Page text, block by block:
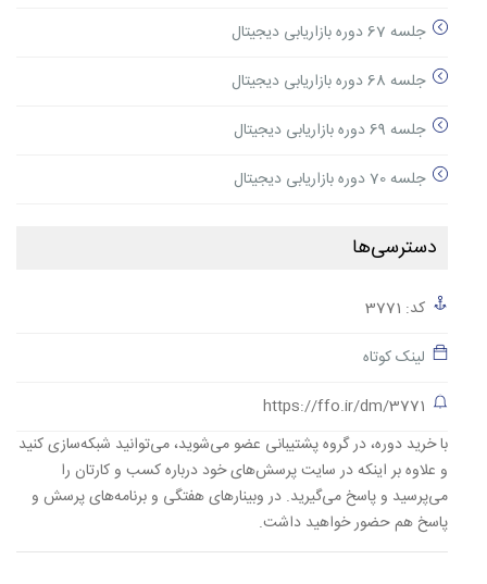
جلسه 67 دوره بازاریابی دیجیتال
جلسه 68 دوره بازاریابی دیجیتال
جلسه 69 دوره بازاریابی دیجیتال
جلسه 70 دوره بازاریابی دیجیتال
دسترسی‌ها
کد: 3771
لینک کوتاه
https://ffo.ir/dm/3771
با خرید دوره، در گروه پشتیبانی عضو می‌شوید، می‌توانید شبکه‌سازی کنید
و علاوه بر اینکه در سایت پرسش‌های خود درباره کسب و کارتان را
می‌پرسید و پاسخ می‌گیرید. در وبینارهای هفتگی و برنامه‌های پرسش و
پاسخ هم حضور خواهید داشت.